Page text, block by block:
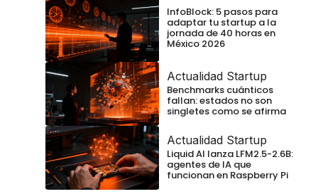
InfoBlock: 5 pasos para
adaptar tu startup a la
jornada de 40 horas en
México 2026
Actualidad Startup
Benchmarks cuánticos
fallan: estados no son
singletes como se afirma
Actualidad Startup
Liquid AI lanza LFM2.5-2.6B:
agentes de IA que
funcionan en Raspberry Pi